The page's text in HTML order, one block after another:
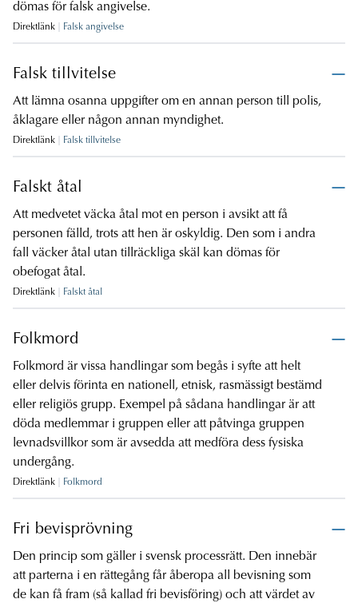
dömas för falsk angivelse.
Direktlänk Falsk angivelse
Falsk tillvitelse
Att lämna osanna uppgifter om en annan person till polis,
åklagare eller någon annan myndighet.
Direktlänk Falsk tillvitelse
Falskt åtal
Att medvetet väcka åtal mot en person i avsikt att få
personen fälld, trots att hen är oskyldig. Den som i andra
fall väcker åtal utan tillräckliga skäl kan dömas för
obefogat åtal.
Direktlänk Falskt åtal
Folkmord
Folkmord är vissa handlingar som begås i syfte att helt
eller delvis förinta en nationell, etnisk, rasmässigt bestämd
eller religiös grupp. Exempel på sådana handlingar är att
döda medlemmar i gruppen eller att påtvinga gruppen
levnadsvillkor som är avsedda att medföra dess fysiska
undergång.
Direktlänk Folkmord
Fri bevisprövning
Den princip som gäller i svensk processrätt. Den innebär
att parterna i en rättegång får åberopa all bevisning som
de kan få fram (så kallad fri bevisföring) och att värdet av